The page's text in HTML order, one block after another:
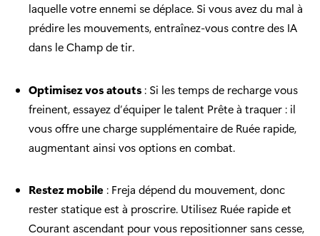
laquelle votre ennemi se déplace. Si vous avez du mal à
prédire les mouvements, entraînez-vous contre des IA
dans le Champ de tir.
Optimisez vos atouts : Si les temps de recharge vous
freinent, essayez d’équiper le talent Prête à traquer : il
vous offre une charge supplémentaire de Ruée rapide,
augmentant ainsi vos options en combat.
Restez mobile : Freja dépend du mouvement, donc
rester statique est à proscrire. Utilisez Ruée rapide et
Courant ascendant pour vous repositionner sans cesse,